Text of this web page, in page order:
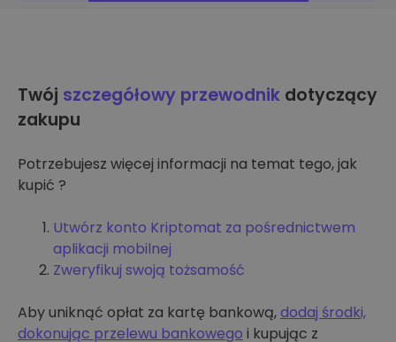
Twój szczegółowy przewodnik dotyczący
zakupu
Potrzebujesz więcej informacji na temat tego, jak
kupić ?
Utwórz konto Kriptomat za pośrednictwem
aplikacji mobilnej
Zweryfikuj swoją tożsamość
Aby uniknąć opłat za kartę bankową,dodaj środki,
dokonując przelewu bankowego i kupując z